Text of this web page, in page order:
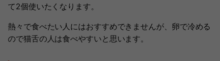
て2個使いたくなります。
熱々で食べたい人にはおすすめできませんが、卵で冷める
ので猫舌の人は食べやすいと思います。